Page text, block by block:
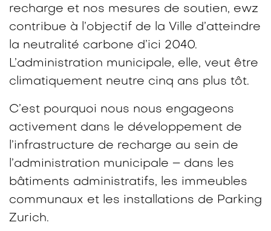
recharge et nos mesures de soutien, ewz
contribue à l’objectif de la Ville d’atteindre
la neutralité carbone d’ici 2040.
L’administration municipale, elle, veut être
climatiquement neutre cinq ans plus tôt.
C’est pourquoi nous nous engageons
activement dans le développement de
l’infrastructure de recharge au sein de
l’administration municipale – dans les
bâtiments administratifs, les immeubles
communaux et les installations de Parking
Zurich.